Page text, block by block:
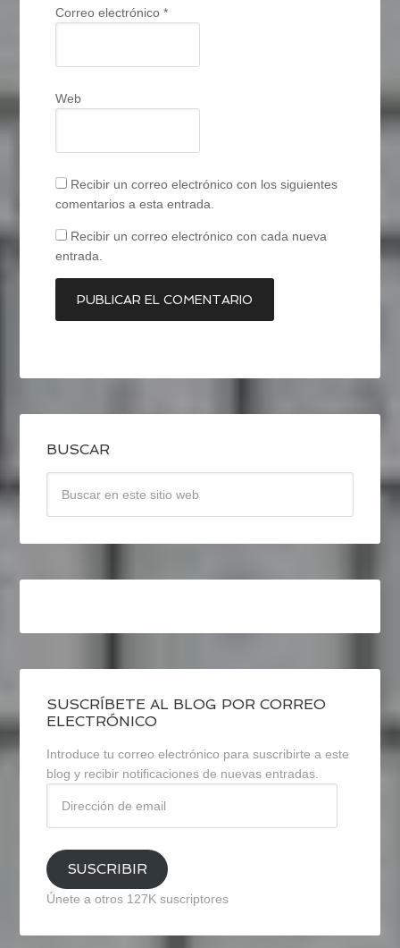
Correo electrónico*
Web
Recibir un correo electrónico con los siguientes
comentarios a esta entrada.
Recibir un correo electrónico con cada nueva
entrada.
BUSCAR
SUSCRÍBETE AL BLOG POR CORREO
ELECTRÓNICO
Introduce tu correo electrónico para suscribirte a este
blog y recibir notificaciones de nuevas entradas.
email
SUSCRIBIR
Únete a otros 127K suscriptores